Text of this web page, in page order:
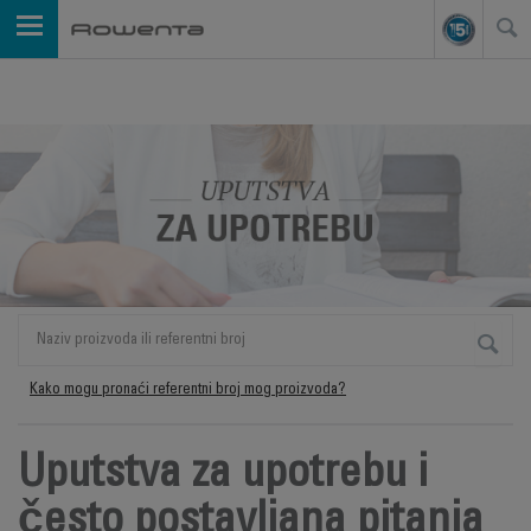
Kako mogu pronaći referentni broj mog proizvoda?
Uputstva za upotrebu i